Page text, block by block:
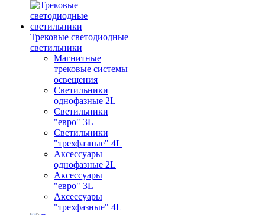
Трековые светодиодные
светильники
Магнитные
трековые системы
освещения
Светильники
однофазные 2L
Светильники
"евро" 3L
Светильники
"трехфазные" 4L
Аксессуары
однофазные 2L
Аксессуары
"евро" 3L
Аксессуары
"трехфазные" 4L